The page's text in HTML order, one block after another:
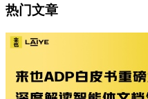
热门文章